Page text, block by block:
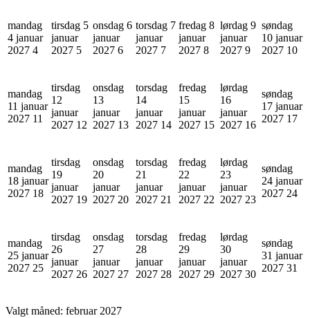
mandag
4 januar
2027 4
tirsdag 5
januar
2027 5
onsdag 6
januar
2027 6
torsdag 7
januar
2027 7
fredag 8
januar
2027 8
lørdag 9
januar
2027 9
søndag
10 januar
2027 10
mandag
11 januar
2027 11
tirsdag
12
januar
2027 12
onsdag
13
januar
2027 13
torsdag
14
januar
2027 14
fredag
15
januar
2027 15
lørdag
16
januar
2027 16
søndag
17 januar
2027 17
mandag
18 januar
2027 18
tirsdag
19
januar
2027 19
onsdag
20
januar
2027 20
torsdag
21
januar
2027 21
fredag
22
januar
2027 22
lørdag
23
januar
2027 23
søndag
24 januar
2027 24
mandag
25 januar
2027 25
tirsdag
26
januar
2027 26
onsdag
27
januar
2027 27
torsdag
28
januar
2027 28
fredag
29
januar
2027 29
lørdag
30
januar
2027 30
søndag
31 januar
2027 31
Valgt måned: februar 2027